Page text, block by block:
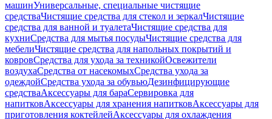
машинУниверсальные, специальные чистящие
средстваЧистящие средства для стекол и зеркалЧистящие
средства для ванной и туалетаЧистящие средства для
кухниСредства для мытья посудыЧистящие средства для
мебелиЧистящие средства для напольных покрытий и
ковровСредства для ухода за техникойОсвежители
воздухаСредства от насекомыхСредства ухода за
одеждойСредства ухода за обувьюДезинфицирующие
средстваАксессуары для бараСервировка для
напитковАксессуары для хранения напитковАксессуары для
приготовления коктейлейАксессуары для охлаждения